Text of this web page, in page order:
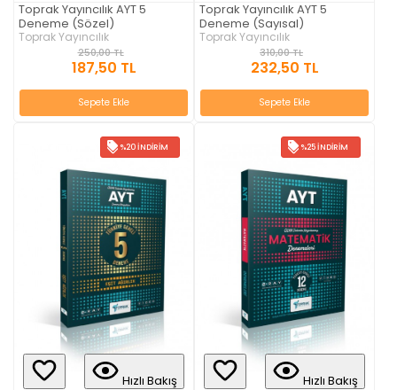
Toprak Yayıncılık AYT 5
Deneme (Sözel)
Toprak Yayıncılık
250,00 TL
187,50 TL
Sepete Ekle
Toprak Yayıncılık AYT 5
Deneme (Sayısal)
Toprak Yayıncılık
310,00 TL
232,50 TL
Sepete Ekle
%20 İNDIRIM
Hızlı Bakış
%25 İNDIRIM
Hızlı Bakış